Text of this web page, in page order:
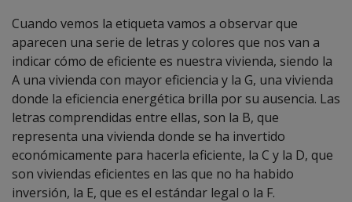
Cuando vemos la etiqueta vamos a observar que
aparecen una serie de letras y colores que nos van a
indicar cómo de eficiente es nuestra vivienda, siendo la
A una vivienda con mayor eficiencia y la G, una vivienda
donde la eficiencia energética brilla por su ausencia. Las
letras comprendidas entre ellas, son la B, que
representa una vivienda donde se ha invertido
económicamente para hacerla eficiente, la C y la D, que
son viviendas eficientes en las que no ha habido
inversión, la E, que es el estándar legal o la F.